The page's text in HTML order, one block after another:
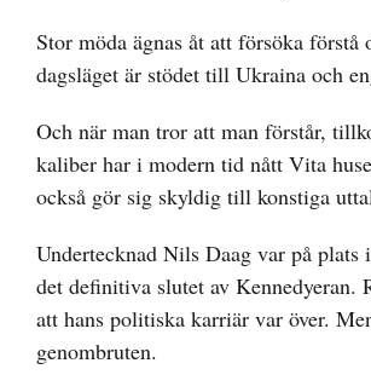
Stor möda ägnas åt att försöka
dagsläget är stödet till Ukraina och
Och när man tror att man förstår,
kaliber har i modern tid nått Vita
också gör sig skyldig till konstiga
Undertecknad Nils Daag var på plats
det definitiva slutet av Kennedyeran.
att hans politiska karriär var över.
genombruten.